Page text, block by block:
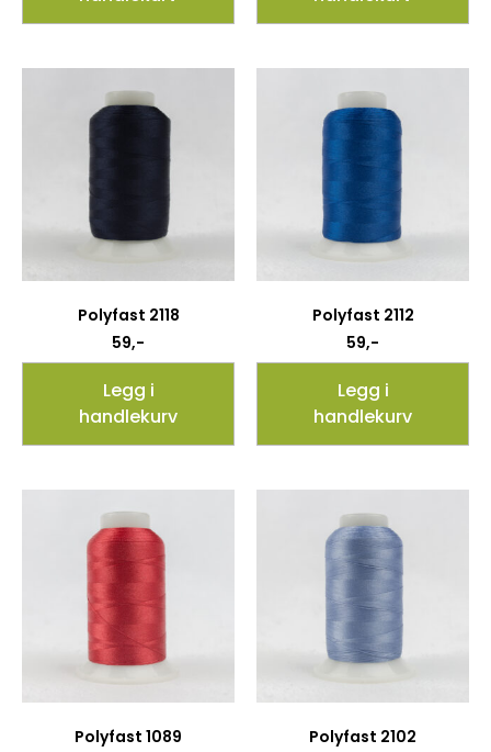
Polyfast 2118
59,-
Legg i
handlekurv
Polyfast 2112
59,-
Legg i
handlekurv
Polyfast 1089
Polyfast 2102